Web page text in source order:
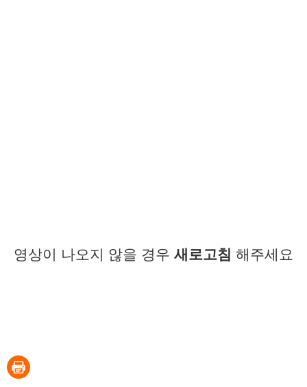
영상이 나오지 않을 경우 새로고침 해주세요